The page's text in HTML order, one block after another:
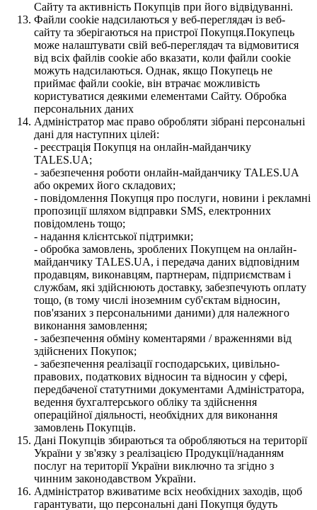
Сайту та активність Покупців при його відвідуванні.
Файли cookie надсилаються у веб-переглядач із веб-
сайту та зберігаються на пристрої Покупця.Покупець
може налаштувати свій веб-переглядач та відмовитися
від всіх файлів cookie або вказати, коли файли cookie
можуть надсилаються. Однак, якщо Покупець не
приймає файли cookie, він втрачає можливість
користуватися деякими елементами Сайту. Обробка
персональних даних
Адміністратор має право обробляти зібрані персональні
дані для наступних цілей:
- реєстрація Покупця на онлайн-майданчику
TALES.UA;
- забезпечення роботи онлайн-майданчику TALES.UA
або окремих його складових;
- повідомлення Покупця про послуги, новини і рекламні
пропозиції шляхом відправки SMS, електронних
повідомлень тощо;
- надання клієнтської підтримки;
- обробка замовлень, зроблених Покупцем на онлайн-
майданчику TALES.UA, і передача даних відповідним
продавцям, виконавцям, партнерам, підприємствам і
службам, які здійснюють доставку, забезпечують оплату
тощо, (в тому числі іноземним суб'єктам відносин,
пов'язаних з персональними даними) для належного
виконання замовлення;
- забезпечення обміну коментарями / враженнями від
здійснених Покупок;
- забезпечення реалізації господарських, цивільно-
правових, податкових відносин та відносин у сфері,
передбаченої статутними документами Адміністратора,
ведення бухгалтерського обліку та здійснення
операційної діяльності, необхідних для виконання
замовлень Покупців.
Дані Покупців збираються та обробляються на території
України у зв'язку з реалізацією Продукції/наданням
послуг на території України виключно та згідно з
чинним законодавством України.
Адміністратор вживатиме всіх необхідних заходів, щоб
гарантувати, що персональні дані Покупця будуть